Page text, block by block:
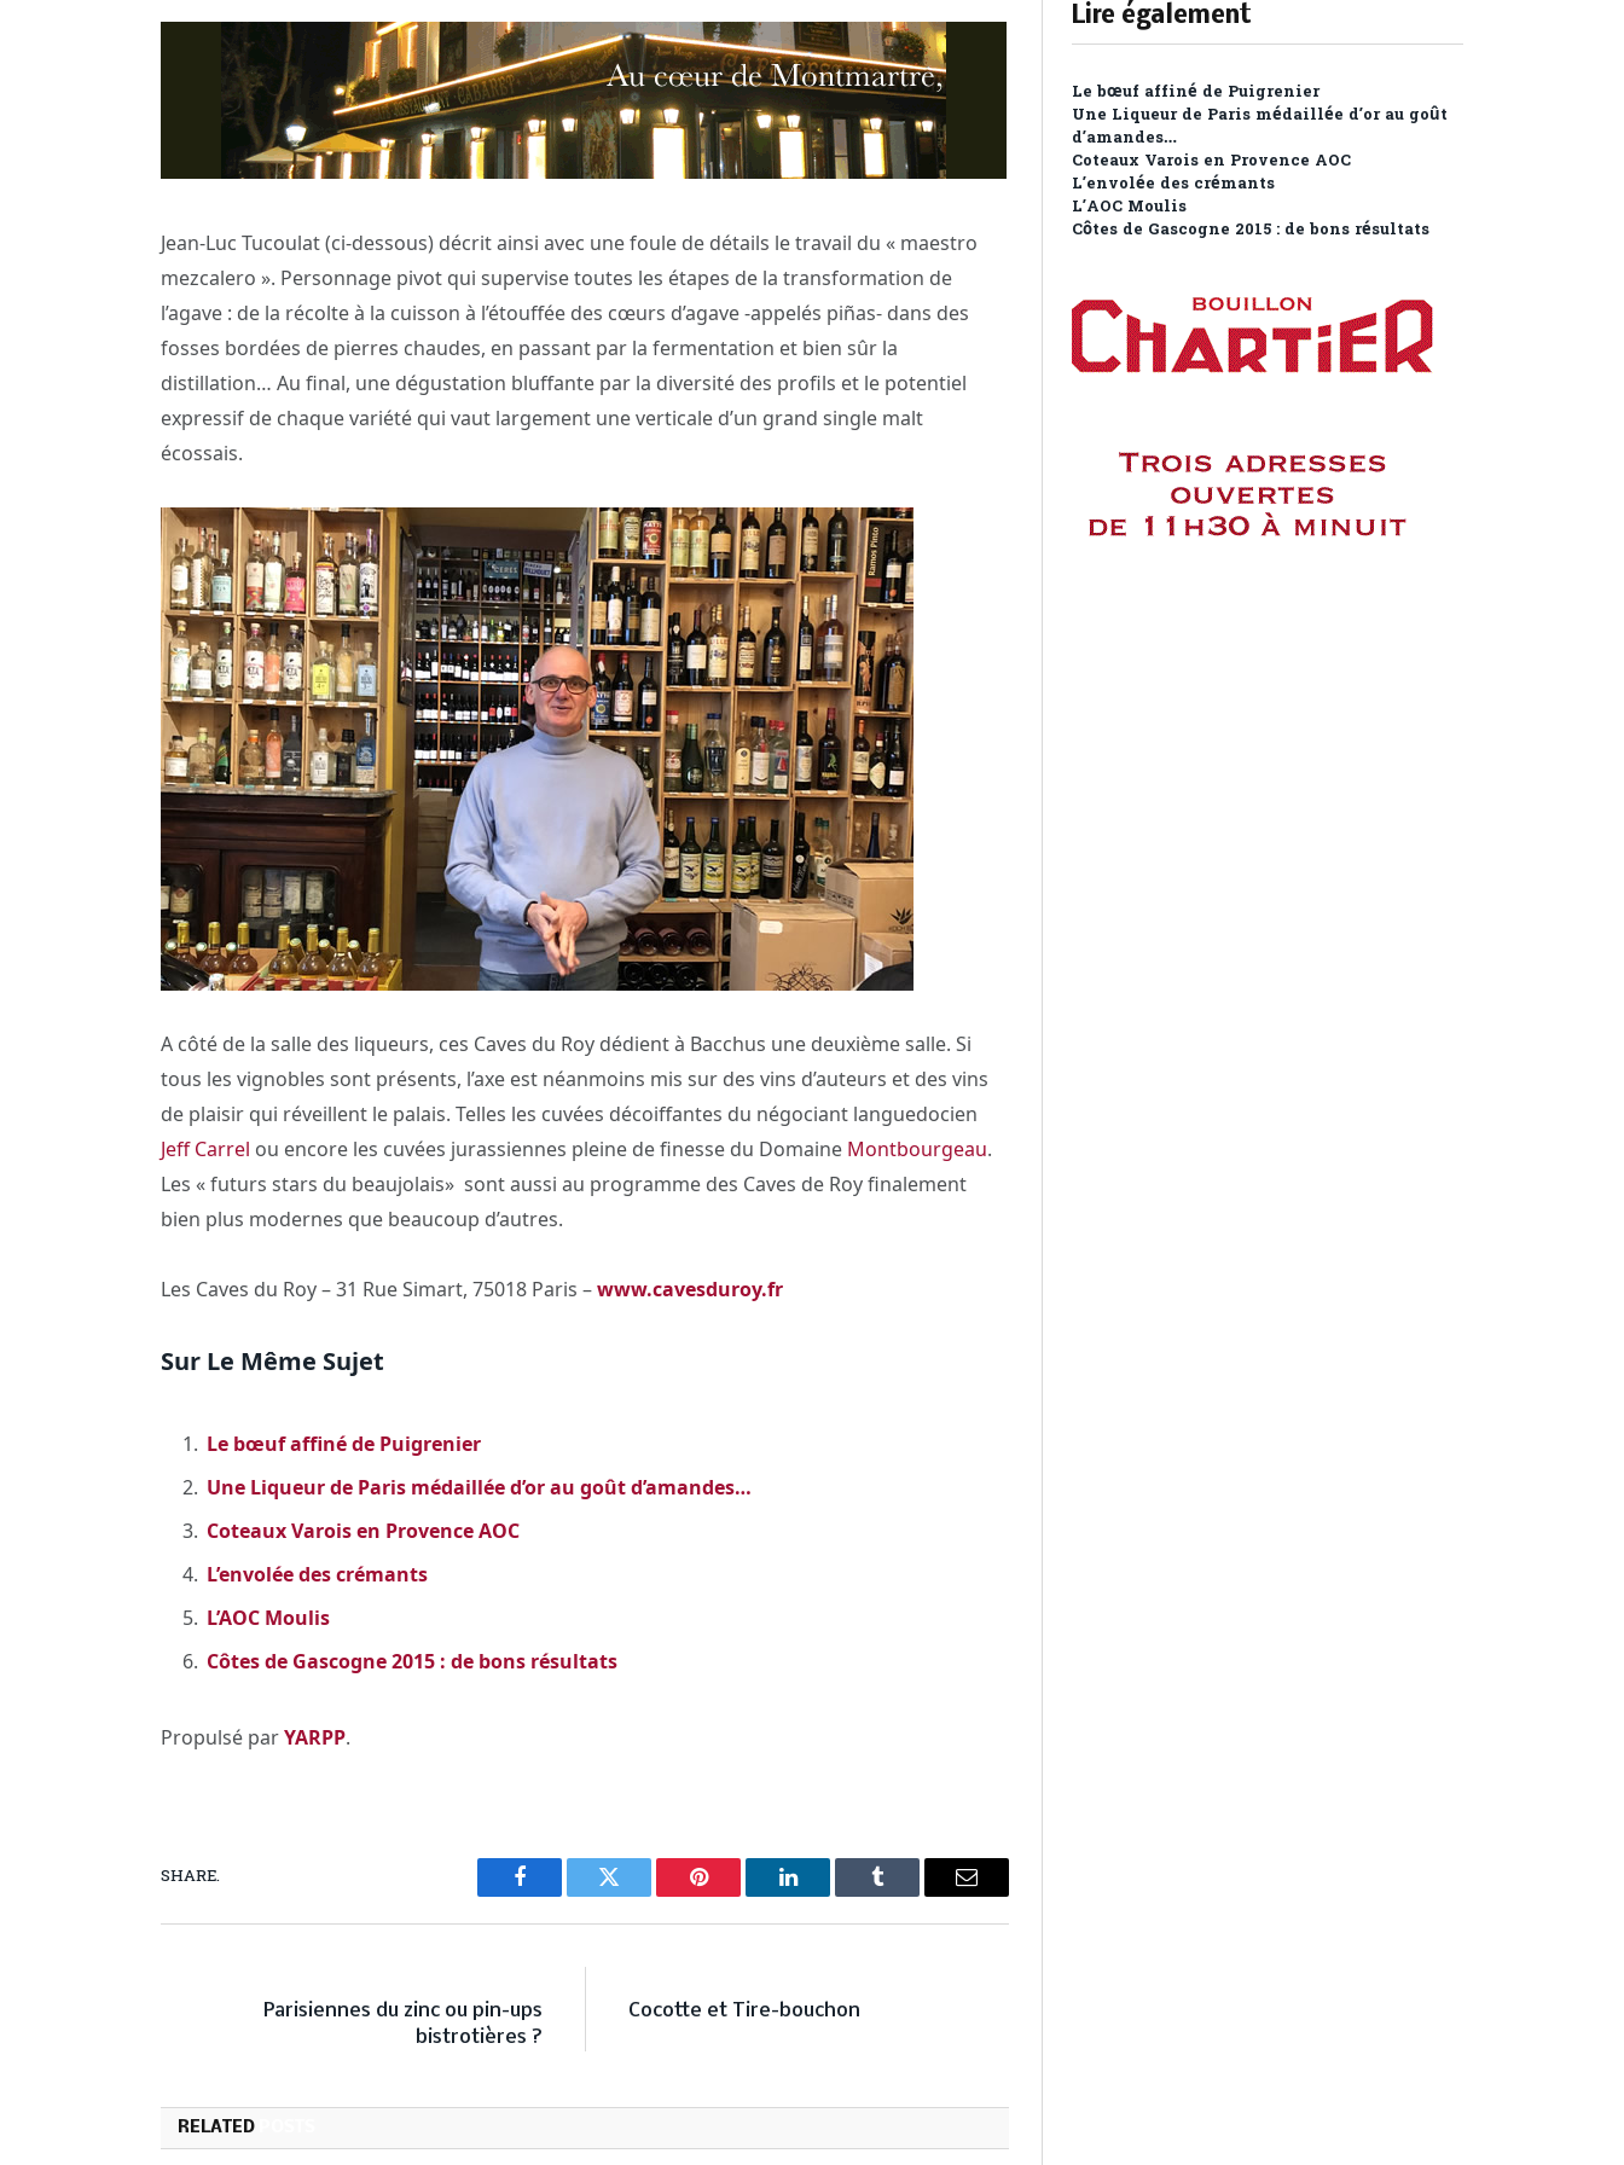
Jean-Luc Tucoulat (ci-dessous) décrit ainsi avec une foule de détails le travail du « maestro
mezcalero ». Personnage pivot qui supervise toutes les étapes de la transformation de
l’agave : de la récolte à la cuisson à l’étouffée des cœurs d’agave -appelés piñas- dans des
fosses bordées de pierres chaudes, en passant par la fermentation et bien sûr la
distillation… Au final, une dégustation bluffante par la diversité des profils et le potentiel
expressif de chaque variété qui vaut largement une verticale d’un grand single malt
écossais.
A côté de la salle des liqueurs, ces Caves du Roy dédient à Bacchus une deuxième salle. Si
tous les vignobles sont présents, l’axe est néanmoins mis sur des vins d’auteurs et des vins
de plaisir qui réveillent le palais. Telles les cuvées décoiffantes du négociant languedocien
Jeff Carrel ou encore les cuvées jurassiennes pleine de finesse du Domaine Montbourgeau.
Les « futurs stars du beaujolais» sont aussi au programme des Caves de Roy finalement
bien plus modernes que beaucoup d’autres.
Les Caves du Roy – 31 Rue Simart, 75018 Paris –www.cavesduroy.fr
Sur Le Même Sujet
Le bœuf affiné de Puigrenier
Une Liqueur de Paris médaillée d’or au goût d’amandes…
Coteaux Varois en Provence AOC
L’envolée des crémants
L’AOC Moulis
Côtes de Gascogne 2015 : de bons résultats
Propulsé parYARPP.
SHARE.
Facebook Twitter Pinterest LinkedIn Tumblr Email
Parisiennes du zinc ou pin-ups
bistrotières ?
Cocotte et Tire-bouchon
RELATED
Lire également
Le bœuf affiné de Puigrenier
Une Liqueur de Paris médaillée d’or au goût
d’amandes…
Coteaux Varois en Provence AOC
L’envolée des crémants
L’AOC Moulis
Côtes de Gascogne 2015 : de bons résultats